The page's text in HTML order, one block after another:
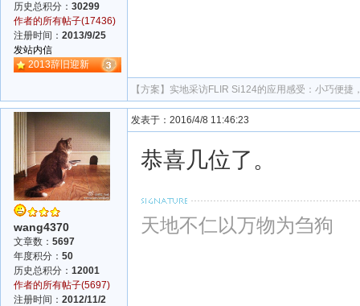
历史总积分： 30299
作者的所有帖子(17436)
注册时间： 2013/9/25
发站内信
2013辞旧迎新
【方案】 实地采访FLIR Si124的应用感受：小巧便捷
wang4370
文章数： 5697
年度积分： 50
历史总积分： 12001
作者的所有帖子(5697)
注册时间： 2012/11/2
发表于：2016/4/8 11:46:23
恭喜几位了。
天地不仁以万物为刍狗